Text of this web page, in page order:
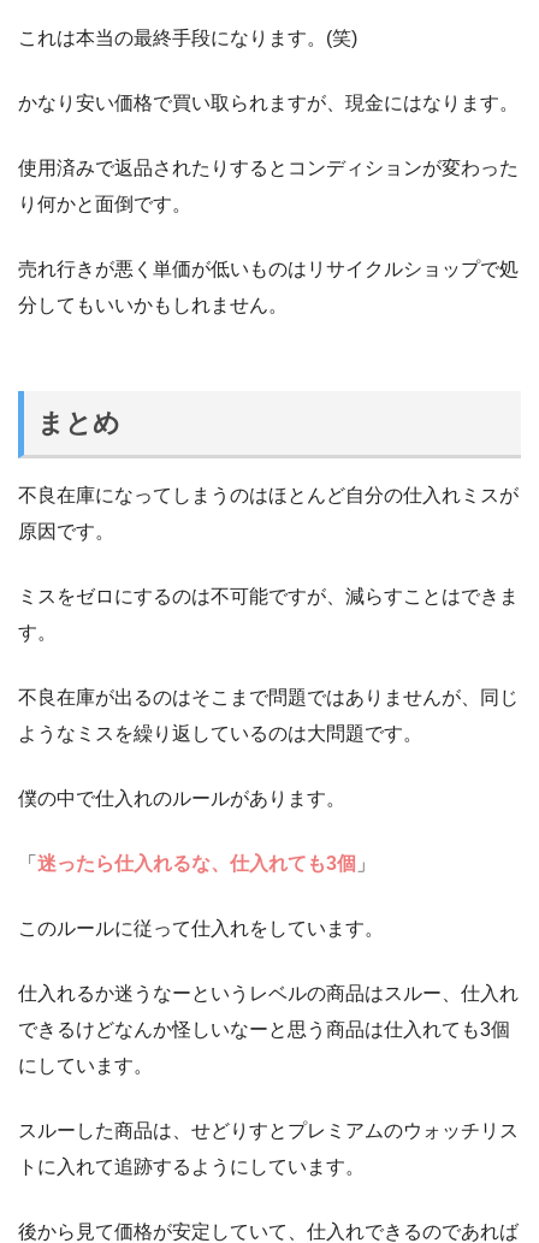
これは本当の最終手段になります。(笑)
かなり安い価格で買い取られますが、現金にはなります。
使用済みで返品されたりするとコンディションが変わった
り何かと面倒です。
売れ行きが悪く単価が低いものはリサイクルショップで処
分してもいいかもしれません。
まとめ
不良在庫になってしまうのはほとんど自分の仕入れミスが
原因です。
ミスをゼロにするのは不可能ですが、減らすことはできま
す。
不良在庫が出るのはそこまで問題ではありませんが、同じ
ようなミスを繰り返しているのは大問題です。
僕の中で仕入れのルールがあります。
「 迷ったら仕入れるな、仕入れても3個 」
このルールに従って仕入れをしています。
仕入れるか迷うなーというレベルの商品はスルー、仕入れ
できるけどなんか怪しいなーと思う商品は仕入れても3個
にしています。
スルーした商品は、せどりすとプレミアムのウォッチリス
トに入れて追跡するようにしています。
後から見て価格が安定していて、仕入れできるのであれば